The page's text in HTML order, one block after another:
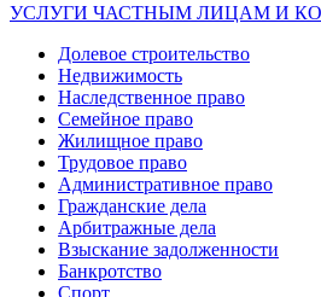
УСЛУГИ ЧАСТНЫМ ЛИЦАМ И
Долевое строительство
Недвижимость
Наследственное право
Семейное право
Жилищное право
Трудовое право
Административное право
Гражданские дела
Арбитражные дела
Взыскание задолженности
Банкротство
Спорт